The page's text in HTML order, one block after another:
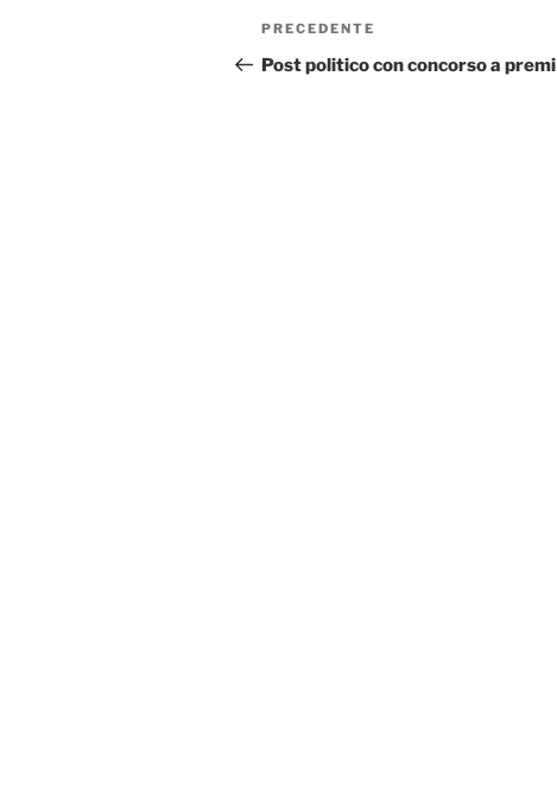
Navigazione
articoli
Articolo
precedente:
PRECEDENTE
Post politico con concorso a premi